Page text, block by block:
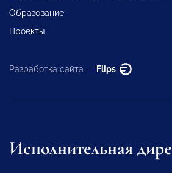
Образование
Проекты
Разработка сайта — Flips
Исполнительная